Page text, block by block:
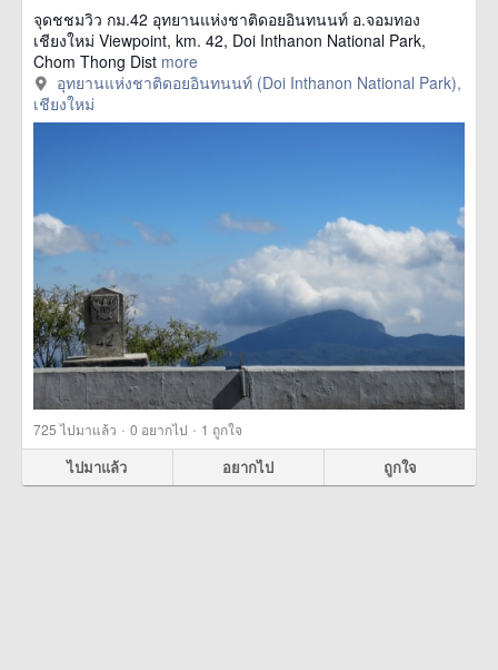
จุดชชมวิว กม.42 อุทยานแห่งชาติดอยอินทนนท์ อ.จอมทอง
เชียงใหม่ Viewpoint, km. 42, Doi Inthanon National Park,
Chom Thong Dist more
อุทยานแห่งชาติดอยอินทนนท์ (Doi Inthanon National Park),
เชียงใหม่
725ไปมาแล้ว · 0 อยากไป · 1 ถูกใจ
ไปมาแล้ว อยากไป ถูกใจ